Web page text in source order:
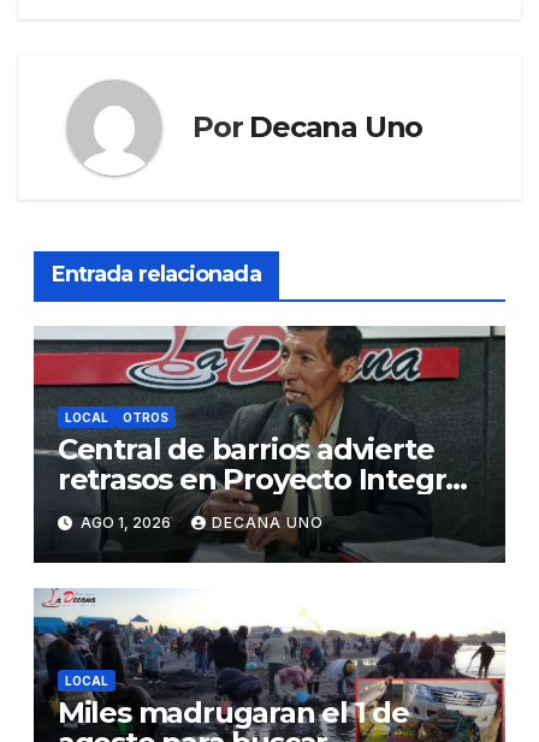
Por Decana Uno
Entrada relacionada
LOCAL OTROS
Central de barrios advierte
retrasos en Proyecto Integral
de Agua y Alcantarillado para
Juliaca
AGO 1, 2026 DECANA UNO
LOCAL
Miles madrugaran el 1 de